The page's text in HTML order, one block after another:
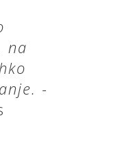
na
-